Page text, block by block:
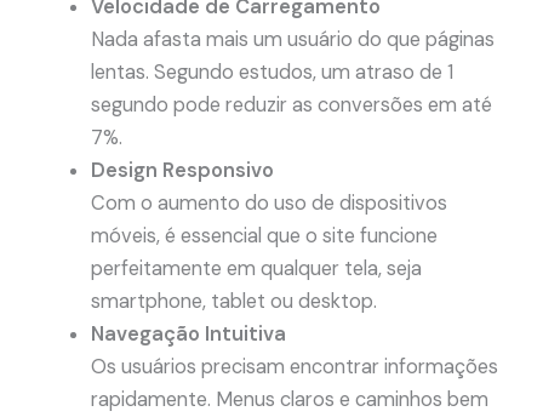
Velocidade de Carregamento
Nada afasta mais um usuário do que páginas
lentas. Segundo estudos, um atraso de 1
segundo pode reduzir as conversões em até
7%.
Design Responsivo
Com o aumento do uso de dispositivos
móveis, é essencial que o site funcione
perfeitamente em qualquer tela, seja
smartphone, tablet ou desktop.
Navegação Intuitiva
Os usuários precisam encontrar informações
rapidamente. Menus claros e caminhos bem